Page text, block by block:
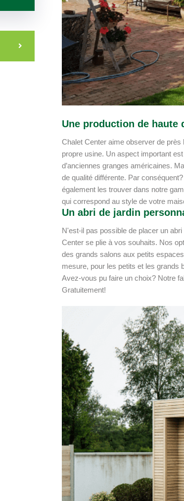
Une production de haute
Chalet Center aime observer de
propre usine. Un aspect important
d’anciennes granges américaines.
de qualité différente. Par
également les trouver dans notre
qui correspond au style de votre
Un abri de jardin
N'est-il pas possible de placer un
Center se plie à vos souhaits. Nos
des grands salons aux petits
mesure, pour les petits et les grands
Avez-vous pu faire un choix? Notre
Gratuitement!